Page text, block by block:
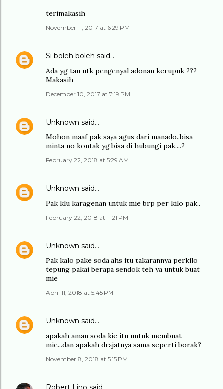
terimakasih
November 11, 2017 at 6:29 PM
Si boleh boleh said…
Ada yg tau utk pengenyal adonan kerupuk ???
Makasih
December 10, 2017 at 7:19 PM
Unknown said…
Mohon maaf pak saya agus dari manado..bisa
minta no kontak yg bisa di hubungi pak....?
February 22, 2018 at 5:29 AM
Unknown said…
Pak klu karagenan untuk mie brp per kilo pak..
February 22, 2018 at 11:21 PM
Unknown said…
Pak kalo pake soda ahs itu takarannya perkilo
tepung pakai berapa sendok teh ya untuk buat
mie
April 11, 2018 at 5:45 PM
Unknown said…
apakah aman soda kie itu untuk membuat
mie...dan apakah drajatnya sama seperti borak?
November 8, 2018 at 5:15 PM
Robert Lino said…